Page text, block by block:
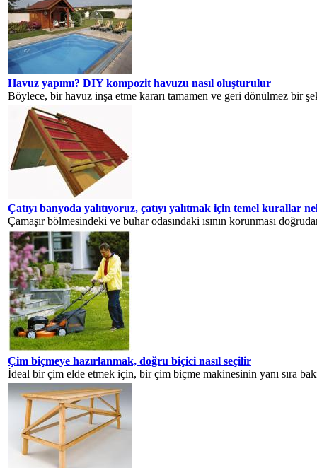
Havuz yapımı? DIY kompozit havuzu nasıl oluşturulur
Böylece, bir havuz inşa etme kararı tamamen ve geri dönülmez bir
Çatıyı banyoda yalıtıyoruz, çatıyı yalıtmak için temel kurallar
Çamaşır bölmesindeki ve buhar odasındaki ısının korunması
Çim biçmeye hazırlanmak, doğru biçici nasıl seçilir
İdeal bir çim elde etmek için, bir çim biçme makinesinin yanı sıra